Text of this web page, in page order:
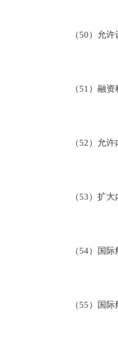
（50）允许设
（51）融资租
（52）允许内
（53）扩大内
（54）国际船
（55）国际船